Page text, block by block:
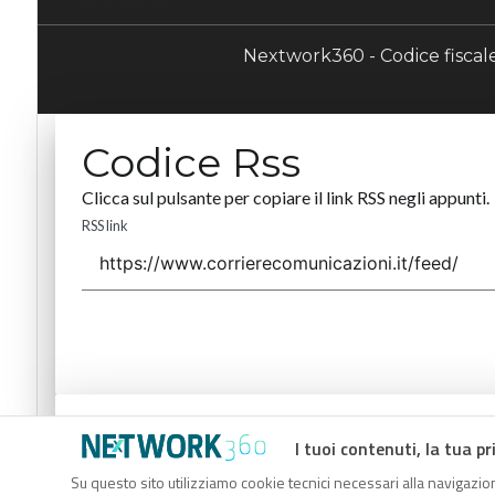
I tuoi contenuti, la tua
Su questo sito utilizziamo cookie tecnici necessari alla
Nextwork360 - Codice
Codice Rss
Clicca sul pulsante per copiare il link RSS negli appunti.
RSS link
Codice Rss
Clicca sul pulsante per copiare il link RSS negli appunti.